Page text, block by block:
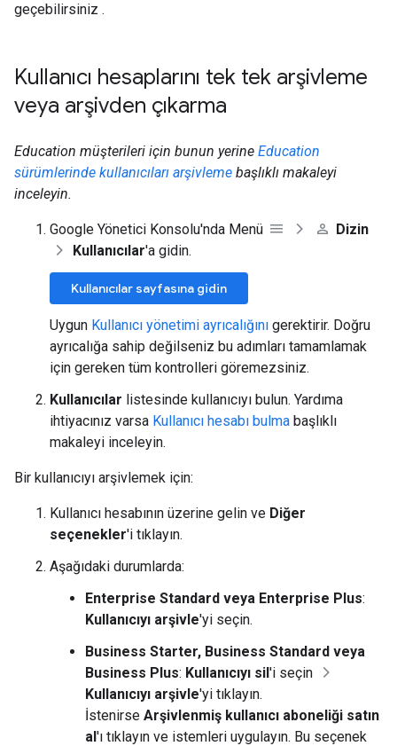
geçebilirsiniz .
Kullanıcı hesaplarını tek tek arşivleme
veya arşivden çıkarma
Education müşterileri için bunun yerine Education
sürümlerinde kullanıcıları arşivleme başlıklı makaleyi
inceleyin.
Google Yönetici Konsolu'nda Menü
Dizin
Kullanıcılar'a gidin.
Kullanıcılar sayfasına gidin
Uygun Kullanıcı yönetimi ayrıcalığını gerektirir. Doğru
ayrıcalığa sahip değilseniz bu adımları tamamlamak
için gereken tüm kontrolleri göremezsiniz.
Kullanıcılar listesinde kullanıcıyı bulun. Yardıma
ihtiyacınız varsa Kullanıcı hesabı bulma başlıklı
makaleyi inceleyin.
Bir kullanıcıyı arşivlemek için:
Kullanıcı hesabının üzerine gelin ve Diğer
seçenekler'i tıklayın.
Aşağıdaki durumlarda:
Enterprise Standard veya Enterprise Plus:
Kullanıcıyı arşivle'yi seçin.
Business Starter, Business Standard veya
Business Plus: Kullanıcıyı sil'i seçin
Kullanıcıyı arşivle'yi tıklayın.
İstenirse Arşivlenmiş kullanıcı aboneliği satın
al'ı tıklayın ve istemleri uygulayın. Bu seçenek